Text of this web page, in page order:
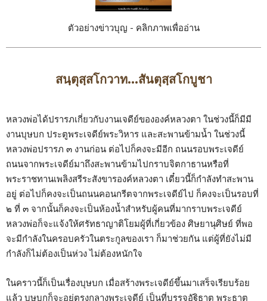
ตัวอย่างข่าวบุญ - คลิกภาพเพื่ออ่าน
สนฺตุสฺสโกวาท...สันตุสฺสโกบูชา
หลวงพ่อได้ปรารภเกี่ยวกับงานเจดีย์ขององค์หลวงตา ในช่วงนี้ก็มีมี
งานบุษบก ประตูพระเจดีย์พระวิหาร และสะพานข้ามน้ำ ในช่วงนี้
หลวงพ่อปรารภ ๓ งานก่อน ต่อไปก็คงจะมีอีก ถนนรอบพระเจดีย์
ถนนจากพระเจดีย์มาถึงสะพานข้ามไปกราบจิตกาธานหรือที่
พระราชทานเพลิงสรีระสังขารองค์หลวงตา เดี๋ยวนี้ก็กำลังทำสะพาน
อยู่ ต่อไปก็คงจะเป็นถนนคอนกรีตจากพระเจดีย์ไป ก็คงจะเป็นรอบที่
๒ ที่ ๓ จากนั้นก็คงจะเป็นห้องน้ำสำหรับผู้คนที่มากราบพระเจดีย์
หลวงพ่อก็จะแจ้งให้ศรัทธาญาติโยมผู้ที่เกี่ยวข้อง ศิษยานุศิษย์ ที่พอ
จะมีกำลังในครอบครัวในตระกูลของเรา ก็มาช่วยกัน แต่ผู้ที่ยังไม่มี
กำลังก็ไม่ต้องเป็นห่วง ไม่ต้องหนักใจ
ในคราวนี้ก็เป็นเรื่องบุษบก เมื่อสร้างพระเจดีย์ขึ้นมาเสร็จเรียบร้อย
แล้ว บุษบกก็จะอยู่ตรงกลางพระเจดีย์ เป็นที่บรรจุอัฐิธาตุ พระธาตุ